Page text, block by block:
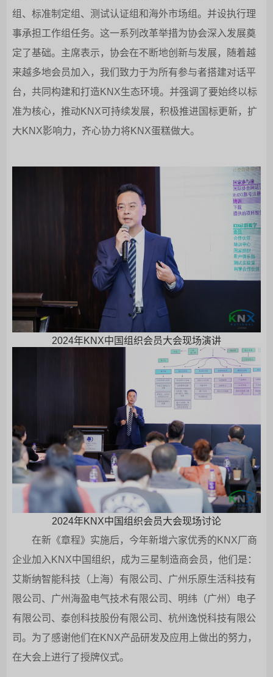
组、标准制定组、测试认证组和海外市场组。并设执行理
事承担工作组任务。这一系列改革举措为协会深入发展奠
定了基础。主席表示，协会在不断地创新与发展，随着越
来越多地会员加入，我们致力于为所有参与者搭建对话平
台，共同构建和打造KNX生态环境。并强调了要始终以标
准为核心，推动KNX可持续发展，积极推进国标更新，扩
大KNX影响力，齐心协力将KNX蛋糕做大。
2024年KNX中国组织会员大会现场演讲
2024年KNX中国组织会员大会现场讨论
在新《章程》实施后，今年新增六家优秀的KNX厂商
企业加入KNX中国组织，成为三星制造商会员，他们是：
艾斯纳智能科技（上海）有限公司、广州乐原生活科技有
限公司、广州海盈电气技术有限公司、明纬（广州）电子
有限公司、泰创科技股份有限公司、杭州逸悦科技有限公
司。为了感谢他们在KNX产品研发及应用上做出的努力，
在大会上进行了授牌仪式。